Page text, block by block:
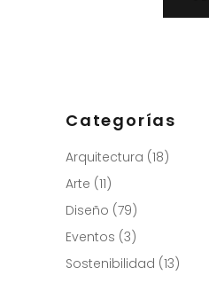
Categorías
Arquitectura (18)
Arte (11)
Diseño (79)
Eventos (3)
Sostenibilidad (13)